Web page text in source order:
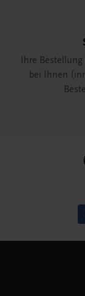
Ihre
bei Ihnen